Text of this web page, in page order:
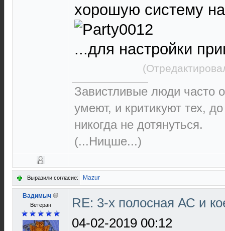
хорошую систему
...для настройки
Завистливые люди часто
умеют, и критикуют тех,
никогда не дотянуться.
(...Ницше...)
Выразили согласие: Mazur
Вадимыч
Ветеран
RE: 3-х полосная АС и
04-02-2019 00:12